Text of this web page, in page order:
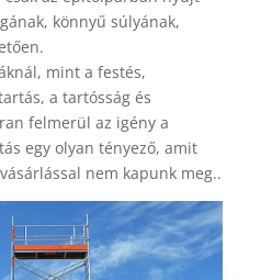
könnyű súlyának,
mint a festés,
a tartósság és
felmerül az igény a
egy olyan tényező, amit
nem kapunk meg..